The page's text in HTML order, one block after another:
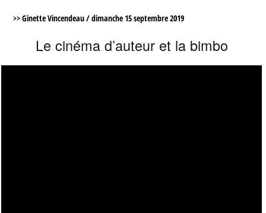
S’abonner à la Lettre !
>> Ginette Vincendeau /dimanche 15 septembre 2019
Le cinéma d’auteur et la bimbo